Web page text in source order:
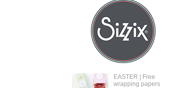
EASTER | Free
wrapping papers